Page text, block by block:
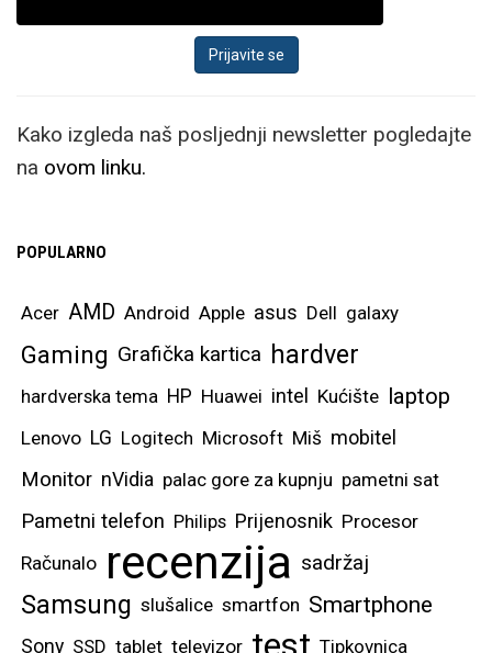
Kako izgleda naš posljednji newsletter pogledajte
na ovom linku.
POPULARNO
Acer AMD Android Apple asus Dell galaxy
Gaming Grafička kartica hardver
hardverska tema HP Huawei intel Kućište laptop
Lenovo LG Logitech Microsoft Miš mobitel
Monitor nVidia palac gore za kupnju pametni sat
Pametni telefon Philips Prijenosnik Procesor
Računalo recenzija sadržaj
Samsung slušalice smartfon Smartphone
Sony SSD tablet televizor Tipkovnica